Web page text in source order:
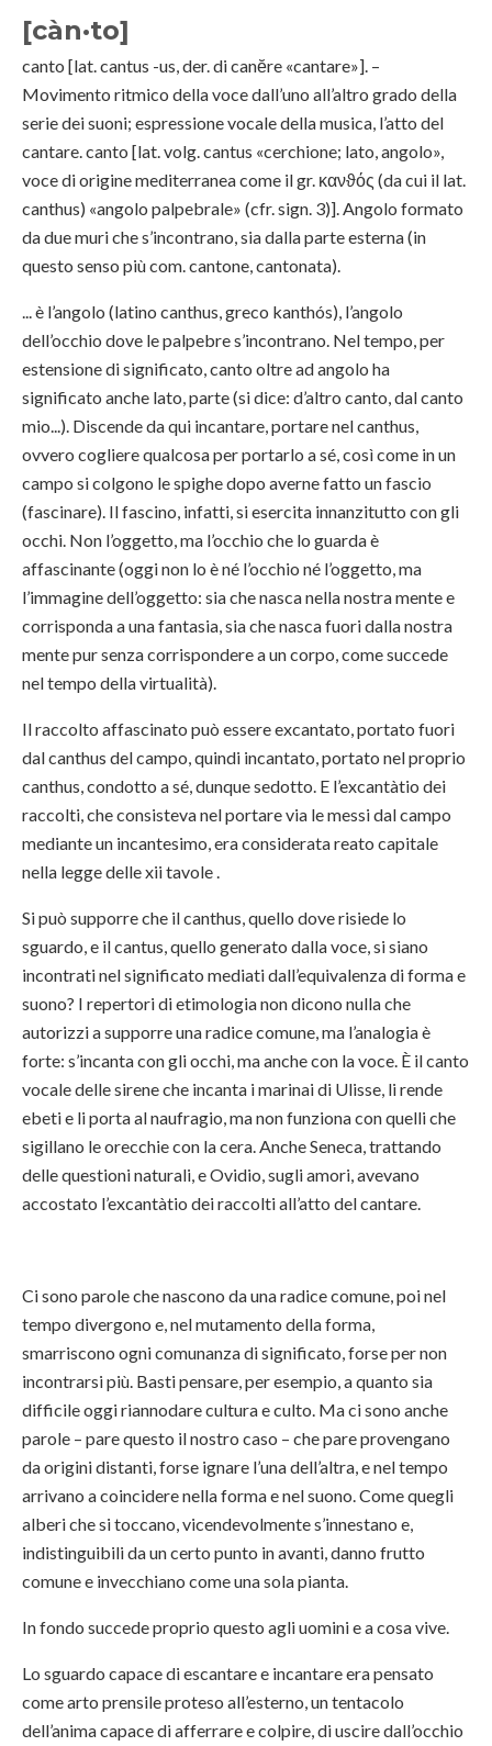
[càn·to]
canto [lat. cantus -us, der. di canĕre «cantare»]. –
Movimento ritmico della voce dall’uno all’altro grado della
serie dei suoni; espressione vocale della musica, l’atto del
cantare. canto [lat. volg. cantus «cerchione; lato, angolo»,
voce di origine mediterranea come il gr. κανϑός (da cui il lat.
canthus) «angolo palpebrale» (cfr. sign. 3)]. Angolo formato
da due muri che s’incontrano, sia dalla parte esterna (in
questo senso più com. cantone, cantonata).
... è l’angolo (latino canthus, greco kanthós), l’angolo
dell’occhio dove le palpebre s’incontrano. Nel tempo, per
estensione di significato, canto oltre ad angolo ha
significato anche lato, parte (si dice: d’altro canto, dal canto
mio...). Discende da qui incantare, portare nel canthus,
ovvero cogliere qualcosa per portarlo a sé, così come in un
campo si colgono le spighe dopo averne fatto un fascio
(fascinare). Il fascino, infatti, si esercita innanzitutto con gli
occhi. Non l’oggetto, ma l’occhio che lo guarda è
affascinante (oggi non lo è né l’occhio né l’oggetto, ma
l’immagine dell’oggetto: sia che nasca nella nostra mente e
corrisponda a una fantasia, sia che nasca fuori dalla nostra
mente pur senza corrispondere a un corpo, come succede
nel tempo della virtualità).
Il raccolto affascinato può essere excantato, portato fuori
dal canthus del campo, quindi incantato, portato nel proprio
canthus, condotto a sé, dunque sedotto. E l’excantàtio dei
raccolti, che consisteva nel portare via le messi dal campo
mediante un incantesimo, era considerata reato capitale
nella legge delle xii tavole .
Si può supporre che il canthus, quello dove risiede lo
sguardo, e il cantus, quello generato dalla voce, si siano
incontrati nel significato mediati dall’equivalenza di forma e
suono? I repertori di etimologia non dicono nulla che
autorizzi a supporre una radice comune, ma l’analogia è
forte: s’incanta con gli occhi, ma anche con la voce. È il canto
vocale delle sirene che incanta i marinai di Ulisse, li rende
ebeti e li porta al naufragio, ma non funziona con quelli che
sigillano le orecchie con la cera. Anche Seneca, trattando
delle questioni naturali, e Ovidio, sugli amori, avevano
accostato l’excantàtio dei raccolti all’atto del cantare.
Ci sono parole che nascono da una radice comune, poi nel
tempo divergono e, nel mutamento della forma,
smarriscono ogni comunanza di significato, forse per non
incontrarsi più. Basti pensare, per esempio, a quanto sia
difficile oggi riannodare cultura e culto. Ma ci sono anche
parole – pare questo il nostro caso – che pare provengano
da origini distanti, forse ignare l’una dell’altra, e nel tempo
arrivano a coincidere nella forma e nel suono. Come quegli
alberi che si toccano, vicendevolmente s’innestano e,
indistinguibili da un certo punto in avanti, danno frutto
comune e invecchiano come una sola pianta.
In fondo succede proprio questo agli uomini e a cosa vive.
Lo sguardo capace di escantare e incantare era pensato
come arto prensile proteso all’esterno, un tentacolo
dell’anima capace di afferrare e colpire, di uscire dall’occhio